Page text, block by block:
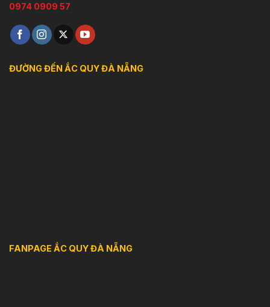
0974 0909 57
ĐƯỜNG ĐẾN ẮC QUY ĐÀ NẴNG
FANPAGE ẮC QUY ĐÀ NẴNG